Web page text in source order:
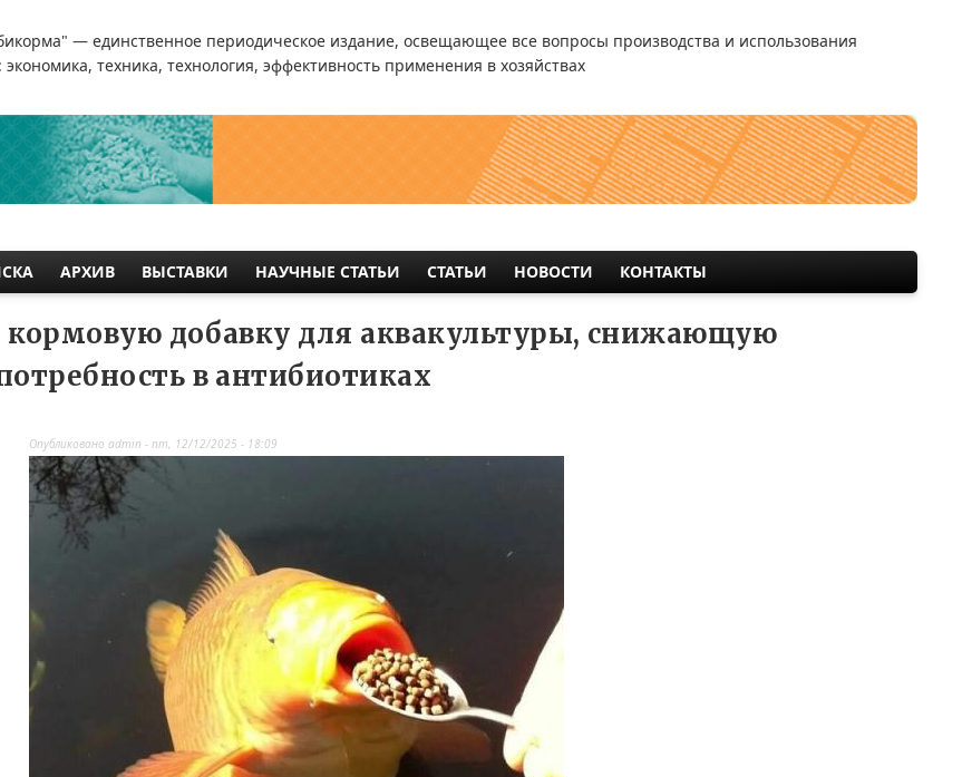
— единственное периодическое издание, освещающее все вопросы производства и использования
техника, технология, эффективность применения в хозяйствах
АРХИВ ВЫСТАВКИ НАУЧНЫЕ СТАТЬИ СТАТЬИ НОВОСТИ КОНТАКТЫ
кормовую добавку для аквакультуры, снижающую
в антибиотиках
Опубликовано admin - пт, 12/12/2025 - 18:09